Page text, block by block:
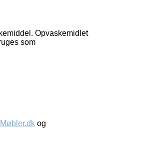
Opvaskemidlet
som
og